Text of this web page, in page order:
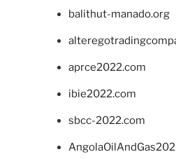
balithut-manado.org
aprce2022.com
ibie2022.com
sbcc-2022.com